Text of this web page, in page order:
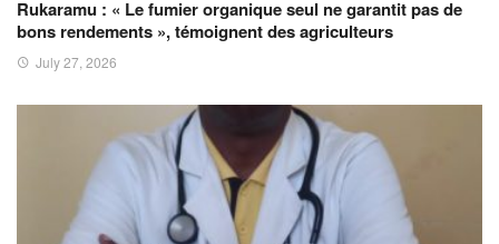
Rukaramu : « Le fumier organique seul ne garantit pas de
bons rendements », témoignent des agriculteurs
July 27, 2026